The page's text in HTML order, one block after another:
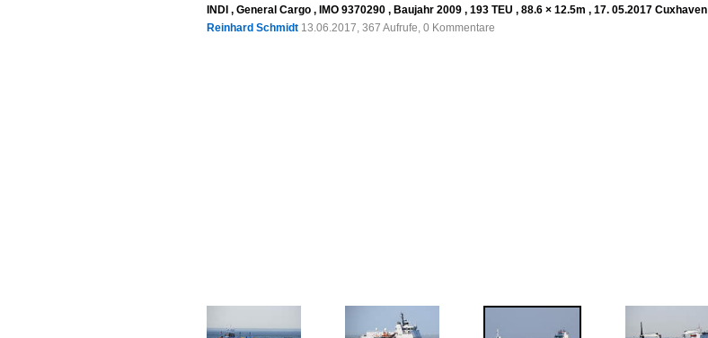
INDI , General Cargo , IMO 9370290 , Baujahr 2009 , 193 TEU , 88.6 × 12.5m , 17. 05.2017 Cuxhaven
Reinhard Schmidt 13.06.2017, 367 Aufrufe, 0 Kommentare